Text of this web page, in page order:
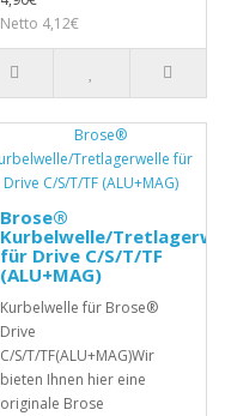
Netto 4,12€
Brose®
Kurbelwelle/
für Drive C/S/T/TF
(ALU+MAG)
Kurbelwelle für Brose®
Drive
C/S/T/TF(ALU+MAG)Wir
bieten Ihnen hier eine
originale Brose